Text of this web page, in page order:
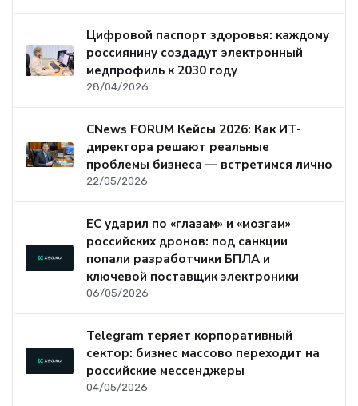
Цифровой паспорт здоровья: каждому
россиянину создадут электронный
медпрофиль к 2030 году
28/04/2026
CNews FORUM Кейсы 2026: Как ИТ-
директора решают реальные
проблемы бизнеса — встретимся лично
22/05/2026
ЕС ударил по «глазам» и «мозгам»
российских дронов: под санкции
попали разработчики БПЛА и
ключевой поставщик электроники
06/05/2026
Telegram теряет корпоративный
сектор: бизнес массово переходит на
российские мессенджеры
04/05/2026